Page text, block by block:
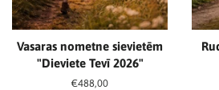
Vasaras nometne sievietēm
"Dieviete Tevī 2026"
Cena
€488,00